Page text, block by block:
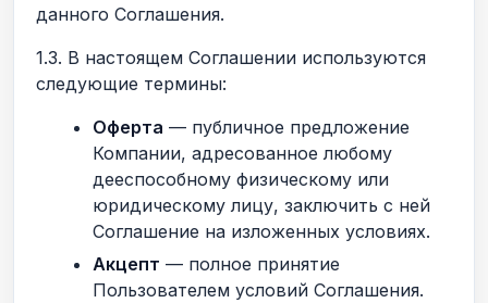
данного Соглашения.
1.3. В настоящем Соглашении используются
следующие термины:
Оферта — публичное предложение
Компании, адресованное любому
дееспособному физическому или
юридическому лицу, заключить с ней
Соглашение на изложенных условиях.
Акцепт — полное принятие
Пользователем условий Соглашения.